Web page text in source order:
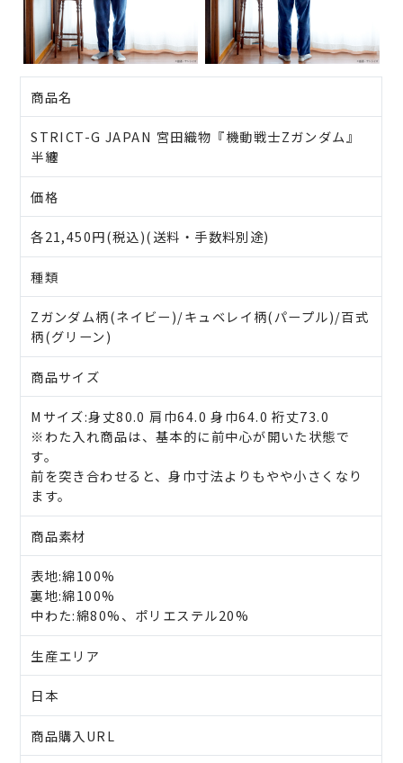
商品名
STRICT-G JAPAN 宮田織物『機動戦士Zガンダム』
半纏
価格
各21,450円(税込)(送料・手数料別途)
種類
Zガンダム柄(ネイビー)/キュベレイ柄(パープル)/百式
柄(グリーン)
商品サイズ
Mサイズ:身丈80.0 肩巾64.0 身巾64.0 裄丈73.0
※わた入れ商品は、基本的に前中心が開いた状態で
す。
前を突き合わせると、身巾寸法よりもやや小さくなり
ます。
商品素材
表地:綿100%
裏地:綿100%
中わた:綿80%、ポリエステル20%
生産エリア
日本
商品購入URL